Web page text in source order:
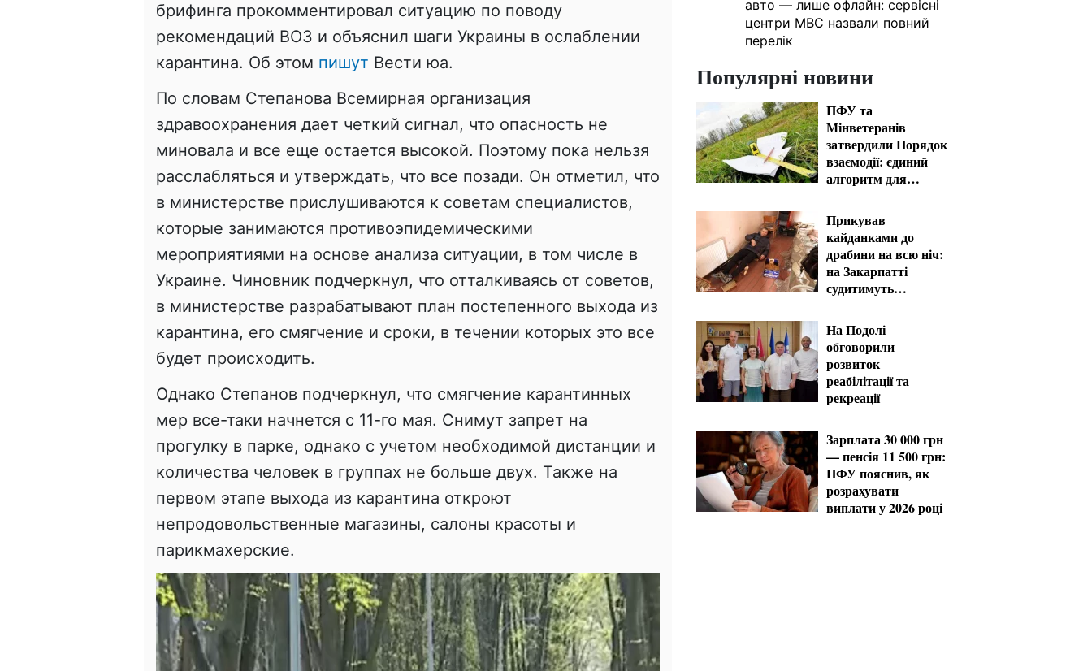
брифинга прокомментировал ситуацию по поводу
рекомендаций ВОЗ и объяснил шаги Украины в ослаблении
карантина. Об этом пишут Вести юа.
По словам Степанова Всемирная организация
здравоохранения дает четкий сигнал, что опасность не
миновала и все еще остается высокой. Поэтому пока нельзя
расслабляться и утверждать, что все позади. Он отметил, что
в министерстве прислушиваются к советам специалистов,
которые занимаются противоэпидемическими
мероприятиями на основе анализа ситуации, в том числе в
Украине. Чиновник подчеркнул, что отталкиваясь от советов,
в министерстве разрабатывают план постепенного выхода из
карантина, его смягчение и сроки, в течении которых это все
будет происходить.
Однако Степанов подчеркнул, что смягчение карантинных
мер все-таки начнется с 11-го мая. Снимут запрет на
прогулку в парке, однако с учетом необходимой дистанции и
количества человек в группах не больше двух. Также на
первом этапе выхода из карантина откроют
непродовольственные магазины, салоны красоты и
парикмахерские.
авто — лише офлайн: сервісні
центри МВС назвали повний
перелік
Популярні новини
ПФУ та
Мінветеранів
затвердили Порядок
взаємодії: єдиний
алгоритм для
ветеранів
Прикував
кайданками до
драбини на всю ніч:
на Закарпатті
судитимуть
катування
На Подолі
обговорили
розвиток
реабілітації та
рекреації
Зарплата 30 000 грн
— пенсія 11 500 грн:
ПФУ пояснив, як
розрахувати
виплати у 2026 році